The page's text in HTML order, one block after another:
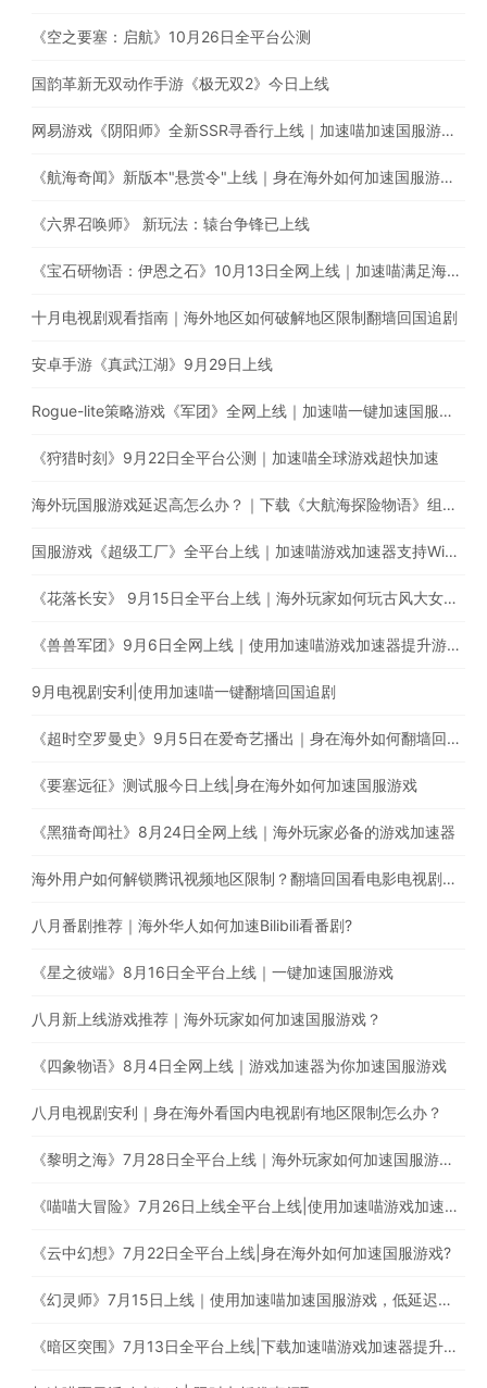
《空之要塞：启航》10月26日全平台公测
国韵革新无双动作手游《极无双2》今日上线
网易游戏《阴阳师》全新SSR寻香行上线｜加速喵加速国服游戏，全网最快！
《航海奇闻》新版本"悬赏令"上线｜身在海外如何加速国服游戏？
《六界召唤师》 新玩法：辕台争锋已上线
《宝石研物语：伊恩之石》10月13日全网上线｜加速喵满足海外玩家的加速需求
十月电视剧观看指南｜海外地区如何破解地区限制翻墙回国追剧
安卓手游《真武江湖》9月29日上线
Rogue-lite策略游戏《军团》全网上线｜加速喵一键加速国服游戏
《狩猎时刻》9月22日全平台公测｜加速喵全球游戏超快加速
海外玩国服游戏延迟高怎么办？｜下载《大航海探险物语》组建超强航海队
国服游戏《超级工厂》全平台上线｜加速喵游戏加速器支持Window、iOS、Android多平台使用
《花落长安》 9月15日全平台上线｜海外玩家如何玩古风大女主养成手游
《兽兽军团》9月6日全网上线｜使用加速喵游戏加速器提升游戏体验
9月电视剧安利|使用加速喵一键翻墙回国追剧
《超时空罗曼史》9月5日在爱奇艺播出｜身在海外如何翻墙回国追剧？
《要塞远征》测试服今日上线|身在海外如何加速国服游戏
《黑猫奇闻社》8月24日全网上线｜海外玩家必备的游戏加速器
海外用户如何解锁腾讯视频地区限制？翻墙回国看电影电视剧综艺
八月番剧推荐｜海外华人如何加速Bilibili看番剧?
《星之彼端》8月16日全平台上线｜一键加速国服游戏
八月新上线游戏推荐｜海外玩家如何加速国服游戏？
《四象物语》8月4日全网上线｜游戏加速器为你加速国服游戏
八月电视剧安利｜身在海外看国内电视剧有地区限制怎么办？
《黎明之海》7月28日全平台上线｜海外玩家如何加速国服游戏？
《喵喵大冒险》7月26日上线全平台上线|使用加速喵游戏加速器一键加速国服游戏
《云中幻想》7月22日全平台上线|身在海外如何加速国服游戏?
《幻灵师》7月15日上线｜使用加速喵加速国服游戏，低延迟无卡顿
《暗区突围》7月13日全平台上线|下载加速喵游戏加速器提升游戏体验